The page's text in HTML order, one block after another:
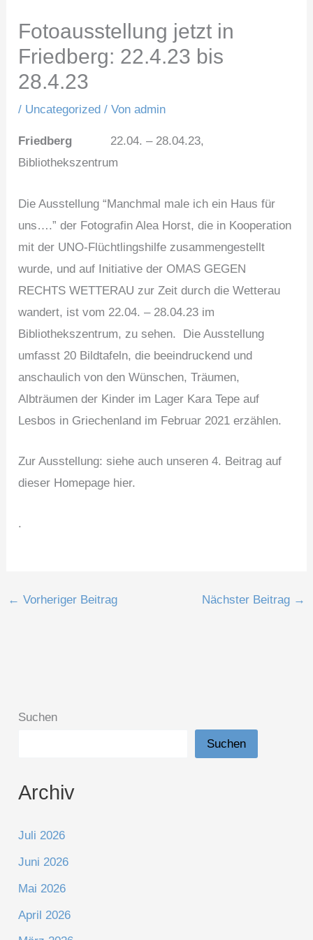
Fotoausstellung jetzt in
Friedberg: 22.4.23 bis
28.4.23
/ Uncategorized / Vonadmin
Friedberg
22.04. – 28.04.23,
Bibliothekszentrum
Die Ausstellung “Manchmal male ich ein Haus für
uns….” der Fotografin Alea Horst, die in Kooperation
mit der UNO-Flüchtlingshilfe zusammengestellt
wurde, und auf Initiative der OMAS GEGEN
RECHTS WETTERAU zur Zeit durch die Wetterau
wandert, ist vom 22.04. – 28.04.23 im
Bibliothekszentrum, zu sehen. Die Ausstellung
umfasst 20 Bildtafeln, die beeindruckend und
anschaulich von den Wünschen, Träumen,
Albträumen der Kinder im Lager Kara Tepe auf
Lesbos in Griechenland im Februar 2021 erzählen.
Zur Ausstellung: siehe auch unseren 4. Beitrag auf
dieser Homepage hier.
.
← Vorheriger Beitrag Nächster Beitrag →
Suchen
Suchen
Archiv
Juli 2026
Juni 2026
Mai 2026
April 2026